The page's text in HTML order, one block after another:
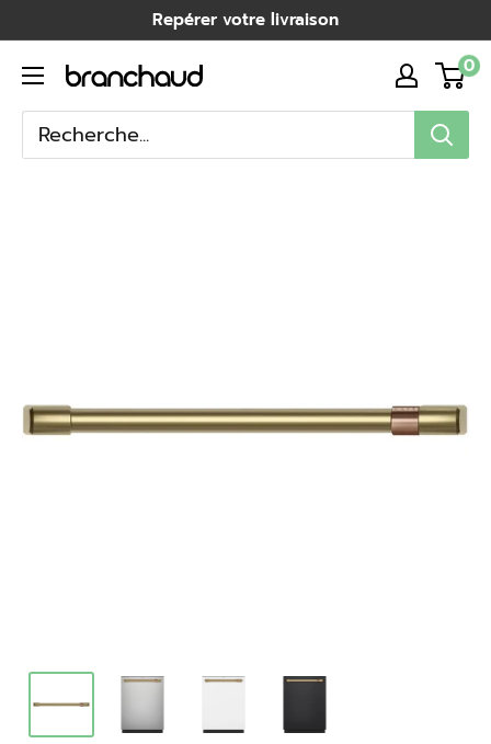
au
contenu
Repérer votre livraison
Branchaud
0